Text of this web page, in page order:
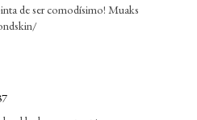
de ser comodísimo! Muaks